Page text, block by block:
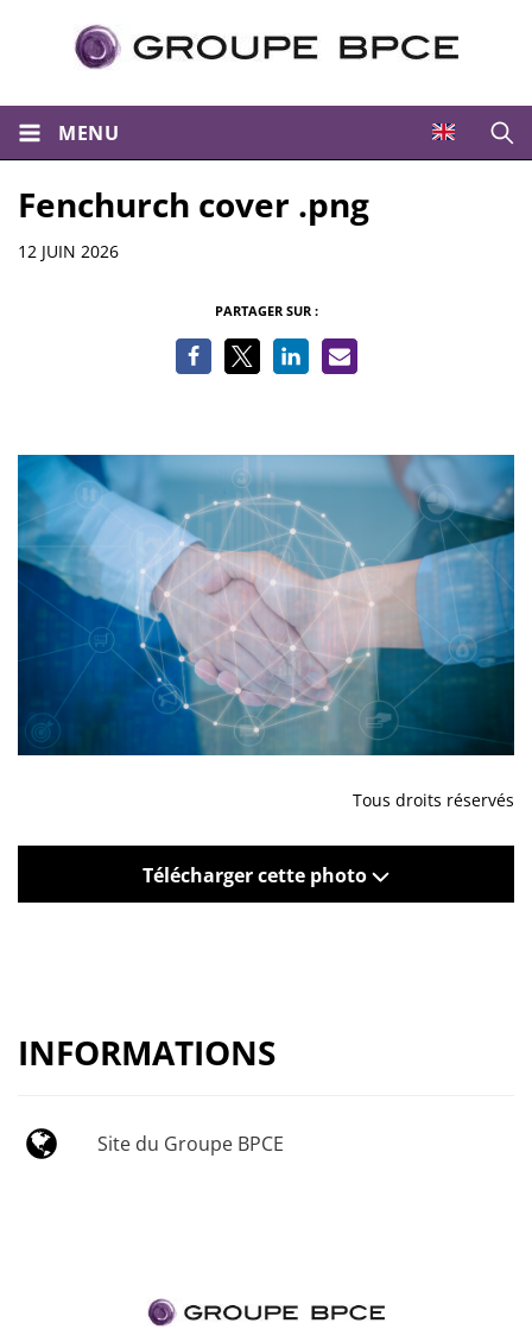
MENU
Fenchurch cover .png
Informations
12 JUIN 2026
PARTAGER SUR :
Tous droits réservés
Télécharger cette photo
INFORMATIONS
Site du Groupe BPCE